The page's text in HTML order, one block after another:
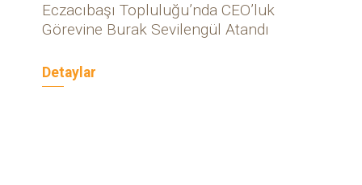
Eczacıbaşı Topluluğu’nda CEO’luk
Görevine Burak Sevilengül Atandı
Detaylar